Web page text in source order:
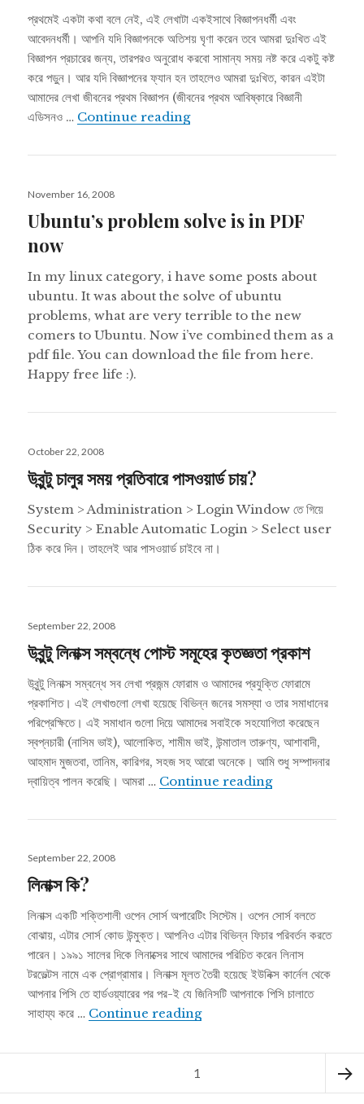
প্রথমেই একটা কথা বলে নেই, এই লেখাটা একইসাথে বিজ্ঞাপনধর্মী এবং
আবেদনধর্মী। আপনি যদি বিজ্ঞাপনকে অতিশয় ঘৃণা করেন তবে আমরা দুঃখিত এই
বিজ্ঞাপন প্রচারের জন্য, তারপরও অনুরোধ করবো সামান্য সময় নষ্ট করে একটু কষ্ট
করে পড়ুন। আর যদি বিজ্ঞাপনের ফ্যান হন তাহলেও আমরা দুঃখিত, কারন এইটা
আমাদের লেখা জীবনের প্রথম বিজ্ঞাপন (জীবনের প্রথম আবিষ্কারে বিজ্ঞানী
এডিসনও … Continue readingউবুন্টুর মুশকিল আসানঃ উবুন্টুর সব ঝামেলার
Posted
November 16, 2008
Ubuntu’s problem solve is in PDF
now
In my linux category, i have some posts about
ubuntu. It was about the solve of ubuntu
problems, what are very terrible to the new
comers to Ubuntu. Now i’ve combined them as a
pdf file. You can download the file from here.
Happy free life :).
Posted
October 22, 2008
উবুন্টু চালুর সময় প্রতিবারে পাসওয়ার্ড চায়?
System > Administration > Login Window তে গিয়ে
Security > Enable Automatic Login > Select user
ঠিক করে দিন। তাহলেই আর পাসওয়ার্ড চাইবে না।
Posted
September 22, 2008
উবুন্টু লিনাক্স সম্বন্ধে পোস্ট সমূহের কৃতজ্ঞতা প্রকাশ
উবুন্টু লিনাক্স সম্বন্ধে সব লেখা প্রজন্ম ফোরাম ও আমাদের প্রযুক্তি ফোরামে
প্রকাশিত। এই লেখাগুলো লেখা হয়েছে বিভিন্ন জনের সমস্যা ও তার সমাধানের
পরিপ্রেক্ষিতে। এই সমাধান গুলো দিয়ে আমাদের সবাইকে সহযোগিতা করেছেন
স্বপ্নচারী (নাসিম ভাই), আলোকিত, শামীম ভাই, উন্মাতাল তারুণ্য, আশাবাদী,
আহমাদ মুজতবা, তানিম, কারিগর, সহজ সহ আরো অনেকে। আমি শুধু সম্পাদনার
দ্বায়িত্ব পালন করেছি। আমরা … Continue readingউবুন্টু লিনাক্স সম্বন্ধে
Posted
September 22, 2008
লিনাক্স কি?
লিনাক্স একটি শক্তিশালী ওপেন সোর্স অপারেটিং সিস্টেম। ওপেন সোর্স বলতে
বোঝায়, এটার সোর্স কোড উন্মুক্ত। আপনিও এটার বিভিন্ন ফিচার পরিবর্তন করতে
পারেন। ১৯৯১ সালের দিকে লিনাক্সের সাথে আমাদের পরিচিত করেন লিনাস
টরভেল্টস নামে এক প্রোগ্রামার। লিনাক্স মূলত তৈরী হয়েছে ইউনিক্স কার্নেল থেকে
আপনার পিসি তে হার্ডওয়্যারের পর পর-ই যে জিনিসটি আপনাকে পিসি চালাতে
সাহায্য করে … Continue readingলিনাক্স কি?
pagination
1